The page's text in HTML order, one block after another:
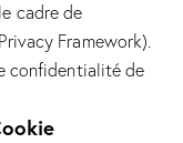
cadre de
Framework).
confidentialitéde